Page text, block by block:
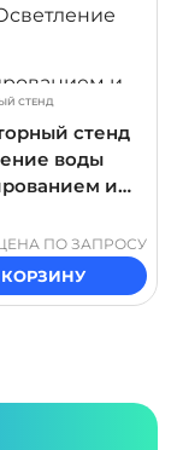
СТЕНД
стенд
воды
и
процесса"
ПО ЗАПРОСУ
КОРЗИНУ